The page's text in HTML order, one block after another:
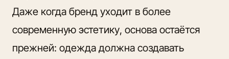
Даже когда бренд уходит в более
современную эстетику, основа остаётся
прежней: одежда должна создавать